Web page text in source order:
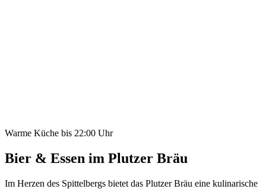
Warme Küche bis 22:00 Uhr
Bier & Essen im Plutzer Bräu
Im Herzen des Spittelbergs bietet das Plutzer Bräu eine kulinarische